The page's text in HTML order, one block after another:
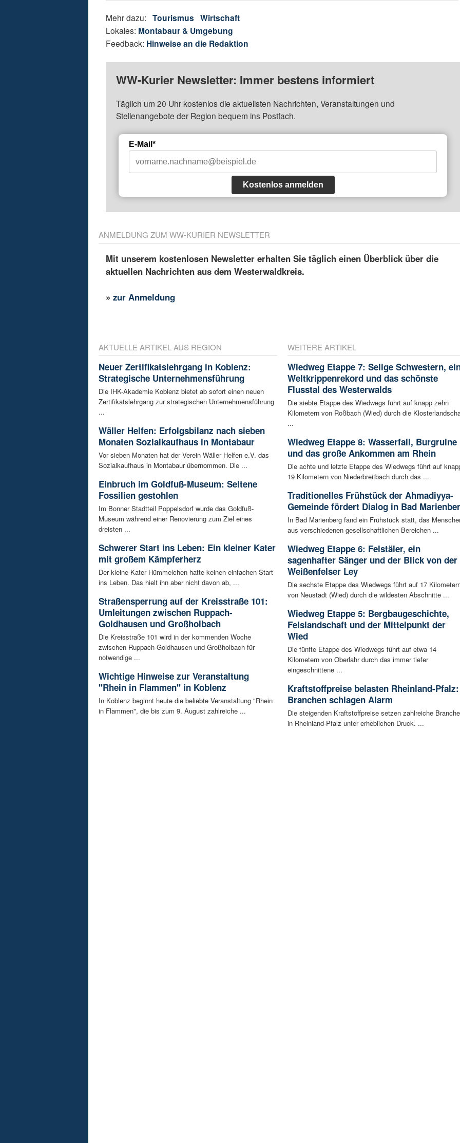
Mehr dazu:Tourismus Wirtschaft
Lokales: Montabaur & Umgebung
Feedback: Hinweise an die Redaktion
WW-Kurier Newsletter: Immer bestens informiert
Täglich um 20 Uhr kostenlos die aktuellsten Nachrichten, Veranstaltungen und
Stellenangebote der Region bequem ins Postfach.
E-Mail*
Kostenlos anmelden
ANMELDUNG ZUM WW-KURIER NEWSLETTER
Mit unserem kostenlosen Newsletter erhalten Sie täglich einen Überblick über die
aktuellen Nachrichten aus dem Westerwaldkreis.
»zur Anmeldung
AKTUELLE ARTIKEL AUS REGION
Neuer Zertifikatslehrgang in Koblenz:
Strategische Unternehmensführung
Die IHK-Akademie Koblenz bietet ab sofort einen neuen
Zertifikatslehrgang zur strategischen Unternehmensführung
...
Wäller Helfen: Erfolgsbilanz nach sieben
Monaten Sozialkaufhaus in Montabaur
Vor sieben Monaten hat der Verein Wäller Helfen e.V. das
Sozialkaufhaus in Montabaur übernommen. Die ...
Einbruch im Goldfuß-Museum: Seltene
Fossilien gestohlen
Im Bonner Stadtteil Poppelsdorf wurde das Goldfuß-
Museum während einer Renovierung zum Ziel eines
dreisten ...
Schwerer Start ins Leben: Ein kleiner Kater
mit großem Kämpferherz
Der kleine Kater Hümmelchen hatte keinen einfachen Start
ins Leben. Das hielt ihn aber nicht davon ab, ...
Straßensperrung auf der Kreisstraße 101:
Umleitungen zwischen Ruppach-
Goldhausen und Großholbach
Die Kreisstraße 101 wird in der kommenden Woche
zwischen Ruppach-Goldhausen und Großholbach für
notwendige ...
Wichtige Hinweise zur Veranstaltung
"Rhein in Flammen" in Koblenz
In Koblenz beginnt heute die beliebte Veranstaltung "Rhein
in Flammen", die bis zum 9. August zahlreiche ...
WEITERE ARTIKEL
Wiedweg Etappe 7: Selige Schwestern,
Weltkrippenrekord und das schönste
Flusstal des Westerwalds
Die siebte Etappe des Wiedwegs führt auf knapp zehn
Kilometern von Roßbach (Wied) durch die
...
Wiedweg Etappe 8: Wasserfall, Burgruine
und das große Ankommen am Rhein
Die achte und letzte Etappe des Wiedwegs führt auf
19 Kilometern von Niederbreitbach durch das ...
Traditionelles Frühstück der Ahmadiyya-
Gemeinde fördert Dialog in Bad
In Bad Marienberg fand ein Frühstück statt, das
aus verschiedenen gesellschaftlichen Bereichen ...
Wiedweg Etappe 6: Felstäler, ein
sagenhafter Sänger und der Blick von der
Weißenfelser Ley
Die sechste Etappe des Wiedwegs führt auf 17
von Neustadt (Wied) durch die wildesten Abschnitte ...
Wiedweg Etappe 5: Bergbaugeschichte,
Felslandschaft und der Mittelpunkt der
Wied
Die fünfte Etappe des Wiedwegs führt auf etwa 14
Kilometern von Oberlahr durch das immer tiefer
eingeschnittene ...
Kraftstoffpreise belasten Rheinland-Pfalz:
Branchen schlagen Alarm
Die steigenden Kraftstoffpreise setzen zahlreiche
in Rheinland-Pfalz unter erheblichen Druck. ...